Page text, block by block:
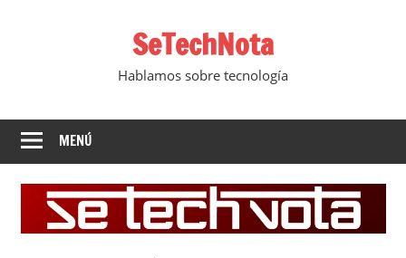
SeTechNota
Hablamos sobre tecnología
MENÚ